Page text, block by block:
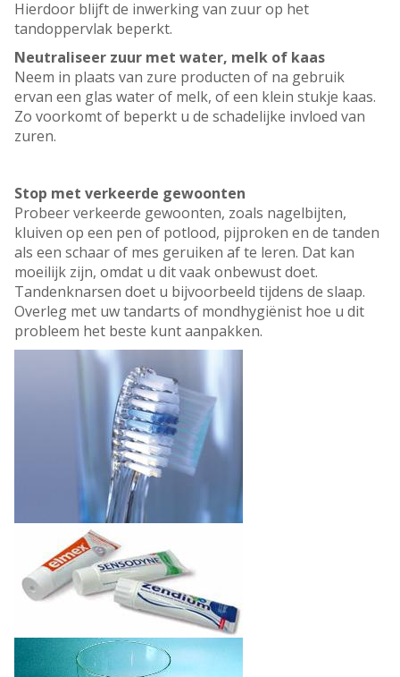
Hierdoor blijft de inwerking van zuur op het
tandoppervlak beperkt.
Neutraliseer zuur met water, melk of kaas
Neem in plaats van zure producten of na gebruik
ervan een glas water of melk, of een klein stukje kaas.
Zo voorkomt of beperkt u de schadelijke invloed van
zuren.
Stop met verkeerde gewoonten
Probeer verkeerde gewoonten, zoals nagelbijten,
kluiven op een pen of potlood, pijproken en de tanden
als een schaar of mes geruiken af te leren. Dat kan
moeilijk zijn, omdat u dit vaak onbewust doet.
Tandenknarsen doet u bijvoorbeeld tijdens de slaap.
Overleg met uw tandarts of mondhygiënist hoe u dit
probleem het beste kunt aanpakken.